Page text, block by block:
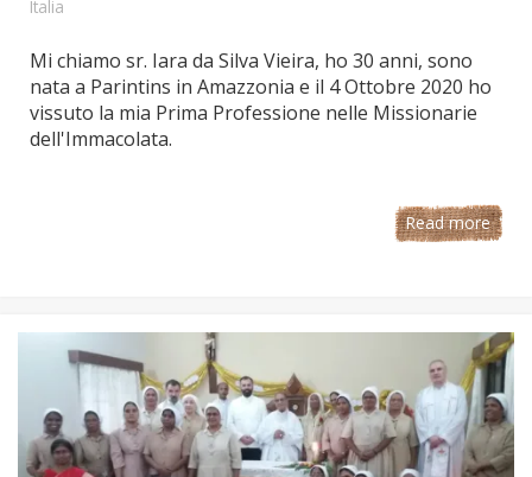
Italia
Mi chiamo sr. Iara da Silva Vieira, ho 30 anni, sono
nata a Parintins in Amazzonia e il 4 Ottobre 2020 ho
vissuto la mia Prima Professione nelle Missionarie
dell'Immacolata.
Read more